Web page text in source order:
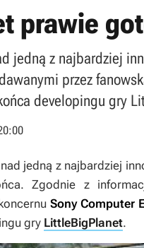
prawie
jedną z najbardziej
przez
developingu gry
jedną z najbardziej
Zgodnie z
Sony Computer
gry LittleBigPlanet.